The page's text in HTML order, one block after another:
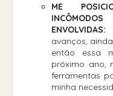
ME
avanços,
então essa
próximo ano,
ferramentas
minha